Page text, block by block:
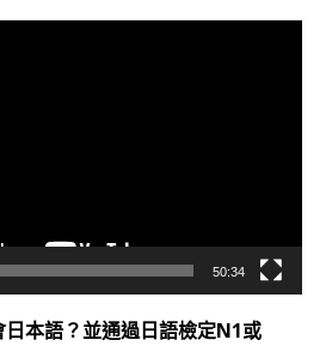
50:34
本語？並通過日語檢定N1或